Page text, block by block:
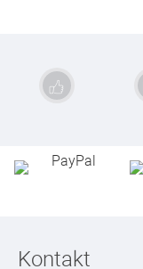
Kontakt